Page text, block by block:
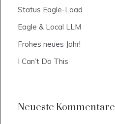
Status Eagle-Load
Eagle & Local LLM
Frohes neues Jahr!
I Can’t Do This
Neueste Kommentare